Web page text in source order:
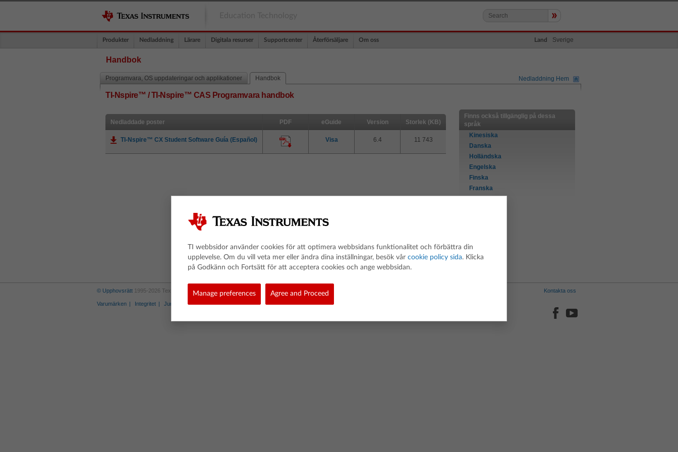
»
Produkter Nedladdning Lärare Digitala resurser Supportcenter Återförsäljare Om oss Land Sverige
Handbok
Programvara, OS uppdateringar och applikationer Handbok Nedladdning Hem
TI-Nspire™ / TI-Nspire™ CAS Programvara handbok
Nedladdade poster PDF eGuide Version Storlek (KB)
TI-Nspire™ CX Student Software Guía (Español) Visa 6.4 11 743
Finns också tillgänglig på dessa
språk
Kinesiska
Danska
Holländska
Engelska
Finska
Franska
© Upphovsrätt 1995-2026 Texas Instruments Incorporated. Alla rättigheter förbehållna.
Varumärken Integritet Juridisk information Policy för programvarudata Cookie Policy
Kontakta oss
TI webbsidor använder cookies för att optimera webbsidans funktionalitet och förbättra din
upplevelse. Om du vill veta mer eller ändra dina inställningar, besök vår cookie policy sida. Klicka
på Godkänn och Fortsätt för att acceptera cookies och ange webbsidan.
Manage preferences Agree and Proceed